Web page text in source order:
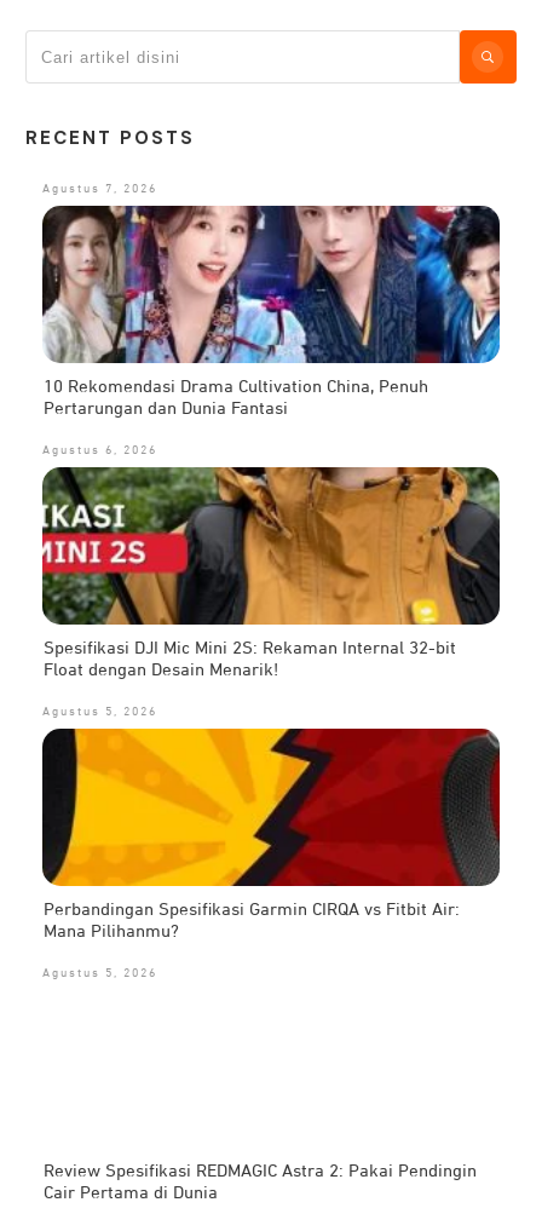
RECENT POSTS
Agustus 7, 2026
10 Rekomendasi Drama Cultivation China, Penuh
Pertarungan dan Dunia Fantasi
Agustus 6, 2026
Spesifikasi DJI Mic Mini 2S: Rekaman Internal 32-bit
Float dengan Desain Menarik!
Agustus 5, 2026
Perbandingan Spesifikasi Garmin CIRQA vs Fitbit Air:
Mana Pilihanmu?
Agustus 5, 2026
Review Spesifikasi REDMAGIC Astra 2: Pakai Pendingin
Cair Pertama di Dunia